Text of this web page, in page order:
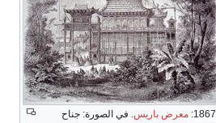
1867: معرض باريس. في الصورة: جناح